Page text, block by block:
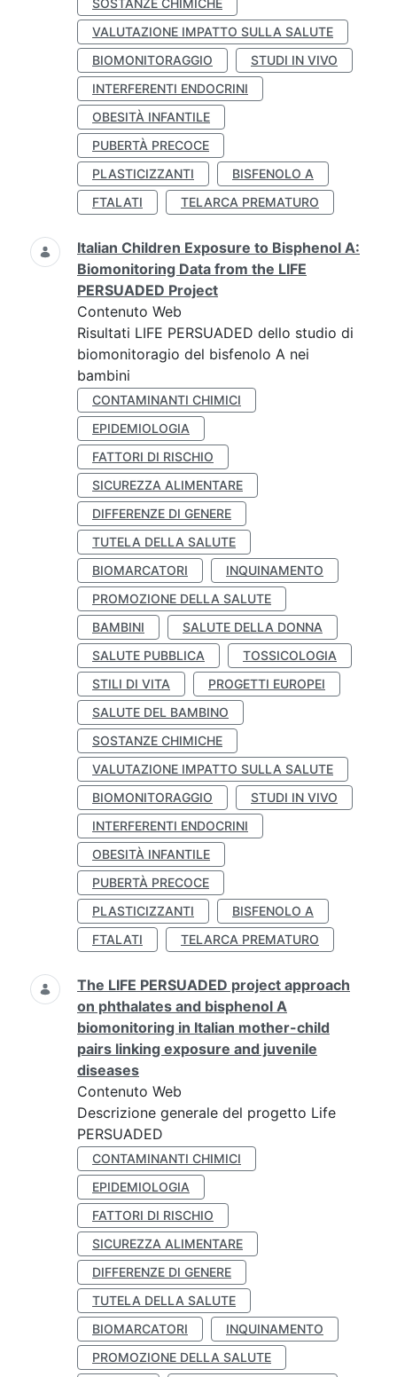
SOSTANZE CHIMICHE
VALUTAZIONE IMPATTO SULLA SALUTE
BIOMONITORAGGIO
STUDI IN VIVO
INTERFERENTI ENDOCRINI
OBESITÀ INFANTILE
PUBERTÀ PRECOCE
PLASTICIZZANTI
BISFENOLO A
FTALATI
TELARCA PREMATURO
Italian Children Exposure to Bisphenol A:
Biomonitoring Data from the LIFE
PERSUADED Project
Contenuto Web
Risultati LIFE PERSUADED dello studio di
biomonitoragio del bisfenolo A nei
bambini
CONTAMINANTI CHIMICI
EPIDEMIOLOGIA
FATTORI DI RISCHIO
SICUREZZA ALIMENTARE
DIFFERENZE DI GENERE
TUTELA DELLA SALUTE
BIOMARCATORI
INQUINAMENTO
PROMOZIONE DELLA SALUTE
BAMBINI
SALUTE DELLA DONNA
SALUTE PUBBLICA
TOSSICOLOGIA
STILI DI VITA
PROGETTI EUROPEI
SALUTE DEL BAMBINO
SOSTANZE CHIMICHE
VALUTAZIONE IMPATTO SULLA SALUTE
BIOMONITORAGGIO
STUDI IN VIVO
INTERFERENTI ENDOCRINI
OBESITÀ INFANTILE
PUBERTÀ PRECOCE
PLASTICIZZANTI
BISFENOLO A
FTALATI
TELARCA PREMATURO
The LIFE PERSUADED project approach
on phthalates and bisphenol A
biomonitoring in Italian mother-child
pairs linking exposure and juvenile
diseases
Contenuto Web
Descrizione generale del progetto Life
PERSUADED
CONTAMINANTI CHIMICI
EPIDEMIOLOGIA
FATTORI DI RISCHIO
SICUREZZA ALIMENTARE
DIFFERENZE DI GENERE
TUTELA DELLA SALUTE
BIOMARCATORI
INQUINAMENTO
PROMOZIONE DELLA SALUTE